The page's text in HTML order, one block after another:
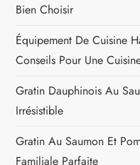
Bien Choisir
Équipement De Cuisine
Conseils Pour Une
Gratin Dauphinois Au
Irrésistible
Gratin Au Saumon Et
Familiale Parfaite